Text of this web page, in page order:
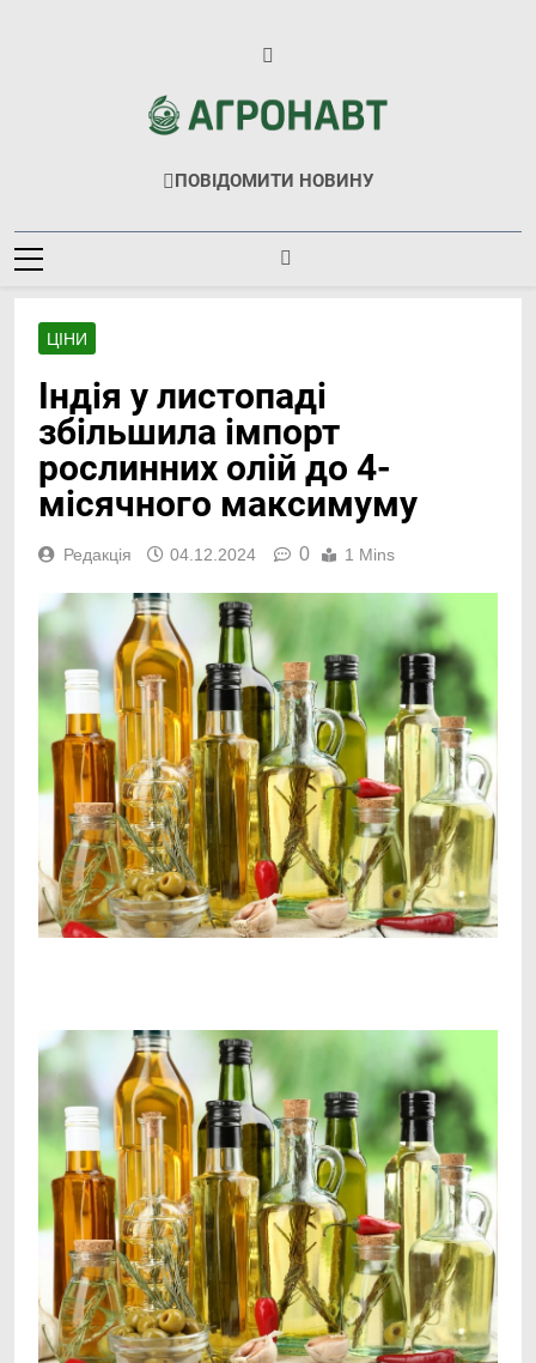
Агронавт
Новини Українського Агробізнесу
ПОВІДОМИТИ НОВИНУ
ЦІНИ
Індія у листопаді
збільшила імпорт
рослинних олій до 4-
місячного максимуму
Редакція 04.12.2024 0 1 Mins
Link